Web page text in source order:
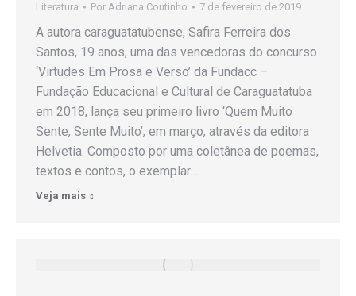
Literatura Por Adriana Coutinho 7 de fevereiro de 2019
A autora caraguatatubense, Safira Ferreira dos
Santos, 19 anos, uma das vencedoras do concurso
‘Virtudes Em Prosa e Verso’ da Fundacc –
Fundação Educacional e Cultural de Caraguatatuba
em 2018, lança seu primeiro livro ‘Quem Muito
Sente, Sente Muito’, em março, através da editora
Helvetia. Composto por uma coletânea de poemas,
textos e contos, o exemplar…
Veja mais